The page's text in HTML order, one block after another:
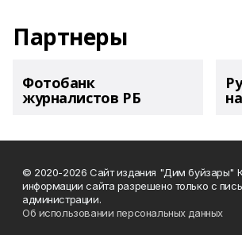
Партнеры
Фотобанк
журналистов РБ
© 2020-2026 Сайт издания "Дим буйзары"
информации сайта разрешено только с
администрации.
Об использовании персональных данных